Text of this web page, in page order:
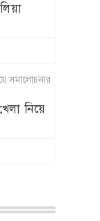
নিয়ে